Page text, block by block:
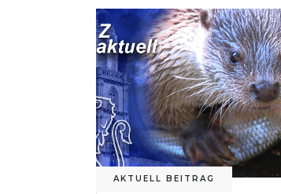
AKTUELL BEITRAG